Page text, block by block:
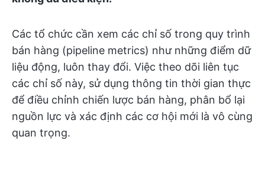
Các tổ chức cần xem các chỉ số trong quy trình
bán hàng (pipeline metrics) như những điểm dữ
liệu động, luôn thay đổi. Việc theo dõi liên tục
các chỉ số này, sử dụng thông tin thời gian thực
để điều chỉnh chiến lược bán hàng, phân bổ lại
nguồn lực và xác định các cơ hội mới là vô cùng
quan trọng.